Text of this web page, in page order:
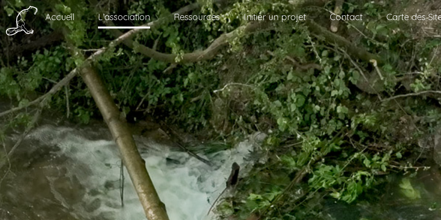
Accueil L’association Ressources Initier un projet Contact Carte des